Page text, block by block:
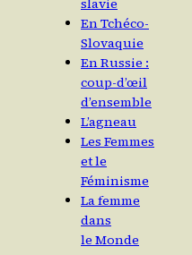
slavie
En Tchéco-
Slovaquie
En Russie :
coup-d’œil
d’ensemble
L’agneau
Les Femmes
et le
Féminisme
La femme
dans
le Monde